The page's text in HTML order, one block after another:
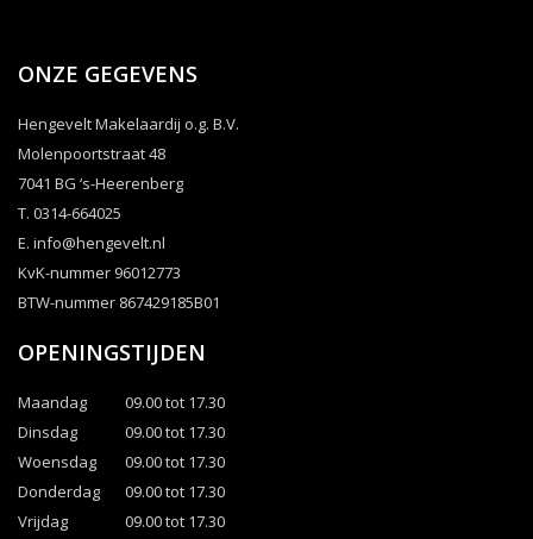
ONZE GEGEVENS
Hengevelt Makelaardij o.g. B.V.
Molenpoortstraat 48
7041 BG ‘s-Heerenberg
T. 0314-664025
E. info@hengevelt.nl
KvK-nummer 96012773
BTW-nummer 867429185B01
OPENINGSTIJDEN
Maandag
09.00 tot 17.30
Dinsdag
09.00 tot 17.30
Woensdag
09.00 tot 17.30
Donderdag
09.00 tot 17.30
Vrijdag
09.00 tot 17.30